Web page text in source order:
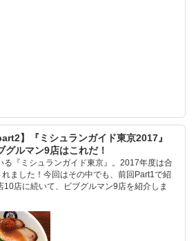
】『ミシュランガイド東京2017』
グルマン9店はこれだ！
る『ミシュランガイド東京』。2017年度は合
ました！今回はその中でも、前回Part1で紹
10店に続いて、ビブグルマン9店を紹介しま